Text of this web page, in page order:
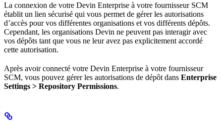
La connexion de votre Devin Enterprise à votre fournisseur SCM
établit un lien sécurisé qui vous permet de gérer les autorisations
d’accès pour vos différentes organisations et vos différents dépôts.
Cependant, les organisations Devin ne peuvent pas interagir avec
vos dépôts tant que vous ne leur avez pas explicitement accordé
cette autorisation.
Après avoir connecté votre Devin Enterprise à votre fournisseur
SCM, vous pouvez gérer les autorisations de dépôt dans Enterprise
Settings > Repository Permissions.